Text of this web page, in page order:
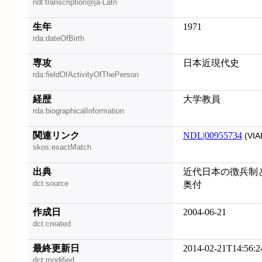
ndl:transcription@ja-Latn
生年
rda:dateOfBirth
1971
専攻
rda:fieldOfActivityOfThePerson
日本近現代史
経歴
rda:biographicalInformation
大学教員
関連リンク
skos:exactMatch
NDL|00955734
出典
dct:source
近代日本の徴兵制
奥付
作成日
dct:created
2004-06-21
最終更新日
dct:modified
2014-02-